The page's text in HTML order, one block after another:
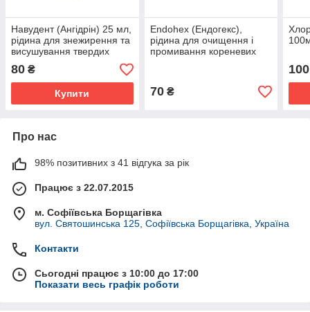
Навудент (Ангідрін) 25 мл,
рідина для знежирення та
висушування твердих
тканин зуба
80 ₴
Купити
Endohex (Ендогекс),
рідина для очищення і
промивання кореневих
70₴
100
Про нас
98% позитивних з 41 відгука за рік
Працює з 22.07.2015
м. Софіївська Борщагівка
вул. Святошинська 125, Софіївська Борщагівка, Україна
Контакти
Сьогодні працює з 10:00 до 17:00
Показати весь графік роботи